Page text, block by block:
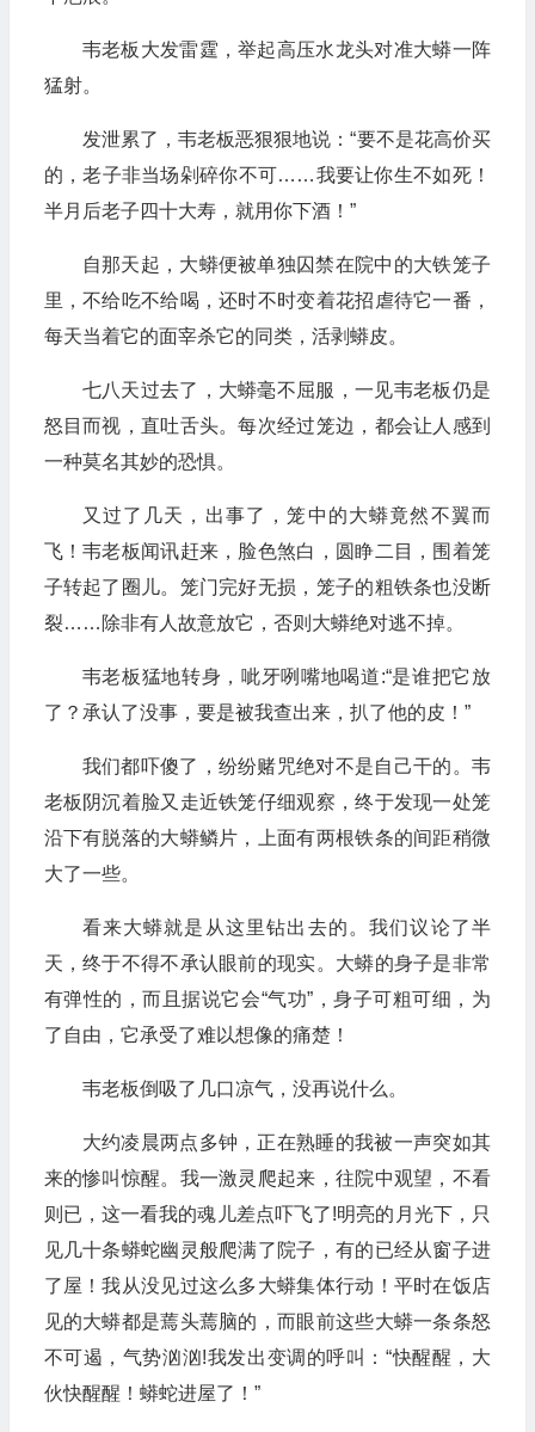
韦老板大发雷霆，举起高压水龙头对准大蟒一阵
猛射。
发泄累了，韦老板恶狠狠地说：“要不是花高价买
的，老子非当场剁碎你不可……我要让你生不如死！
半月后老子四十大寿，就用你下酒！”
自那天起，大蟒便被单独囚禁在院中的大铁笼子
里，不给吃不给喝，还时不时变着花招虐待它一番，
每天当着它的面宰杀它的同类，活剥蟒皮。
七八天过去了，大蟒毫不屈服，一见韦老板仍是
怒目而视，直吐舌头。每次经过笼边，都会让人感到
一种莫名其妙的恐惧。
又过了几天，出事了，笼中的大蟒竟然不翼而
飞！韦老板闻讯赶来，脸色煞白，圆睁二目，围着笼
子转起了圈儿。笼门完好无损，笼子的粗铁条也没断
裂……除非有人故意放它，否则大蟒绝对逃不掉。
韦老板猛地转身，呲牙咧嘴地喝道:“是谁把它放
了？承认了没事，要是被我查出来，扒了他的皮！”
我们都吓傻了，纷纷赌咒绝对不是自己干的。韦
老板阴沉着脸又走近铁笼仔细观察，终于发现一处笼
沿下有脱落的大蟒鳞片，上面有两根铁条的间距稍微
大了一些。
看来大蟒就是从这里钻出去的。我们议论了半
天，终于不得不承认眼前的现实。大蟒的身子是非常
有弹性的，而且据说它会“气功”，身子可粗可细，为
了自由，它承受了难以想像的痛楚！
韦老板倒吸了几口凉气，没再说什么。
大约凌晨两点多钟，正在熟睡的我被一声突如其
来的惨叫惊醒。我一激灵爬起来，往院中观望，不看
则已，这一看我的魂儿差点吓飞了!明亮的月光下，只
见几十条蟒蛇幽灵般爬满了院子，有的已经从窗子进
了屋！我从没见过这么多大蟒集体行动！平时在饭店
见的大蟒都是蔫头蔫脑的，而眼前这些大蟒一条条怒
不可遏，气势汹汹!我发出变调的呼叫：“快醒醒，大
伙快醒醒！蟒蛇进屋了！”